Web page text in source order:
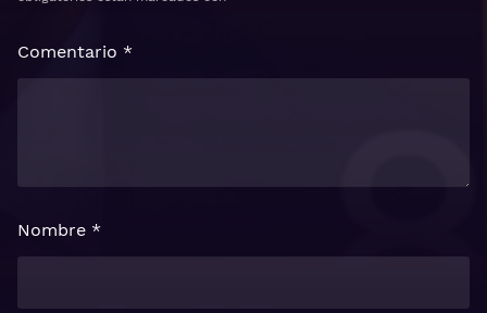
Comentario *
Nombre *